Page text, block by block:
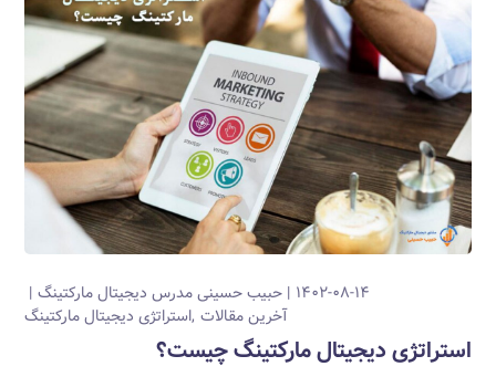
۱۴۰۲-۰۸-۱۴ حبیب حسینیمدرس دیجیتال مارکتینگ
آخرین مقالات استراتژی دیجیتال مارکتینگ
استراتژی دیجیتال مارکتینگ چیست؟